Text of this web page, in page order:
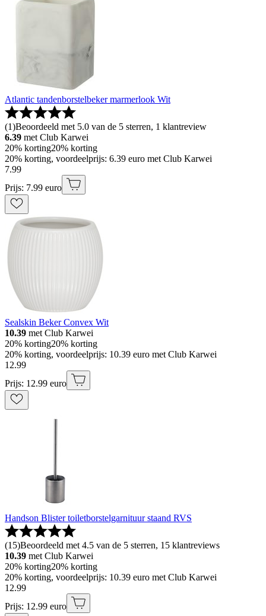
Atlantic tandenborstelbeker marmerlook Wit
(1)Beoordeeld met 5.0 van de 5 sterren, 1 klantreview
6.39 met Club Karwei
20% korting20% korting
20% korting, voordeelprijs: 6.39 euro met Club Karwei
7.99
Prijs: 7.99 euro
Sealskin Beker Convex Wit
10.39 met Club Karwei
20% korting20% korting
20% korting, voordeelprijs: 10.39 euro met Club Karwei
12.99
Prijs: 12.99 euro
Handson Blister toiletborstelgarnituur staand RVS
(15)Beoordeeld met 4.5 van de 5 sterren, 15 klantreviews
10.39 met Club Karwei
20% korting20% korting
20% korting, voordeelprijs: 10.39 euro met Club Karwei
12.99
Prijs: 12.99 euro